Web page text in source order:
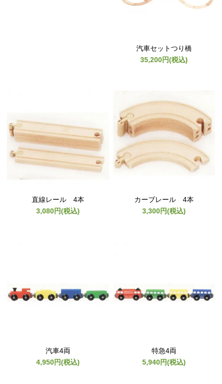
汽車セットつり橋
35,200円(税込)
直線レール 4本
3,080円(税込)
カーブレール 4本
3,300円(税込)
汽車4両
4,950円(税込)
特急4両
5,940円(税込)